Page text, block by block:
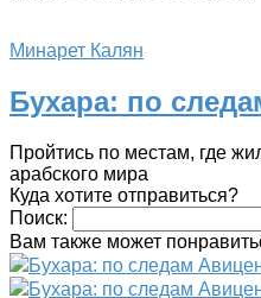
Минарет Калян
Бухара: по
Пройтись по местам, где
арабского мира
Куда хотите отправиться?
Поиск:
Вам также может
Бухара: по следам
Бухара: по следам